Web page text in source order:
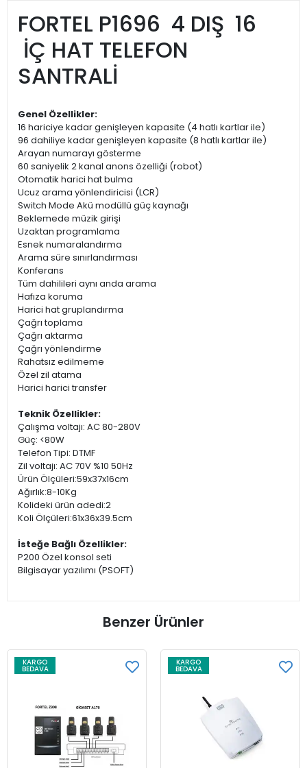
FORTEL P1696 4 DIŞ 16
İÇ HAT TELEFON
SANTRALİ
Genel Özellikler:
16 hariciye kadar genişleyen kapasite (4 hatlı kartlar ile)
96 dahiliye kadar genişleyen kapasite (8 hatlı kartlar ile)
Arayan numarayı gösterme
60 saniyelik 2 kanal anons özelliği (robot)
Otomatik harici hat bulma
Ucuz arama yönlendiricisi (LCR)
Switch Mode Akü modüllü güç kaynağı
Beklemede müzik girişi
Uzaktan programlama
Esnek numaralandırma
Arama süre sınırlandırması
Konferans
Tüm dahilileri aynı anda arama
Hafıza koruma
Harici hat gruplandırma
Çağrı toplama
Çağrı aktarma
Çağrı yönlendirme
Rahatsız edilmeme
Özel zil atama
Harici harici transfer
Teknik Özellikler:
Çalışma voltajı: AC 80-280V
Güç: <80W
Telefon Tipi: DTMF
Zil voltajı: AC 70V %10 50Hz
Ürün Ölçüleri:59x37x16cm
Ağırlık:8-10Kg
Kolideki ürün adedi:2
Koli Ölçüleri:61x36x39.5cm
İsteğe Bağlı Özellikler:
P200 Özel konsol seti
Bilgisayar yazılımı (PSOFT)
Benzer Ürünler
KARGO
BEDAVA
KARGO
BEDAVA